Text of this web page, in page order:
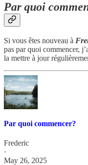
Par quoi
Si vous êtes nouveau à
pas par quoi commencer,
la mettre à jour
Par quoi commencer?
Frederic
·
May 26, 2025